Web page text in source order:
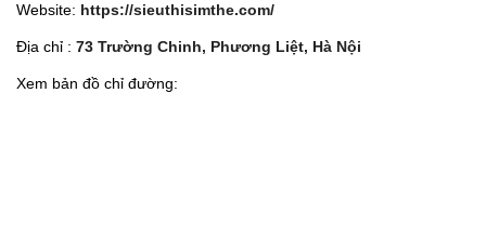
Website: https://sieuthisimthe.com/
Địa chỉ : 73 Trường Chinh, Phương Liệt, Hà Nội
Xem bản đồ chỉ đường: